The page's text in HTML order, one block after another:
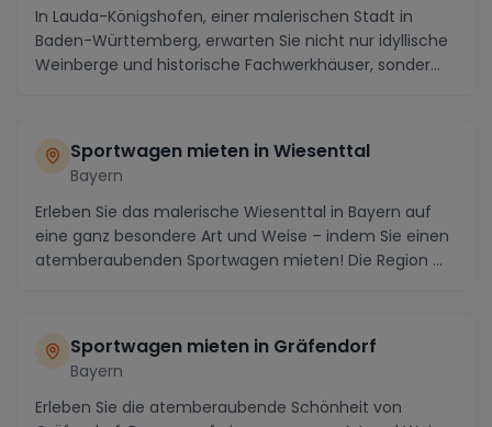
In Lauda-Königshofen, einer malerischen Stadt in
Baden-Württemberg, erwarten Sie nicht nur idyllische
Weinberge und historische Fachwerkhäuser, sonder...
Sportwagen mieten in Wiesenttal
Bayern
Erleben Sie das malerische Wiesenttal in Bayern auf
eine ganz besondere Art und Weise – indem Sie einen
atemberaubenden Sportwagen mieten! Die Region ...
Sportwagen mieten in Gräfendorf
Bayern
Erleben Sie die atemberaubende Schönheit von